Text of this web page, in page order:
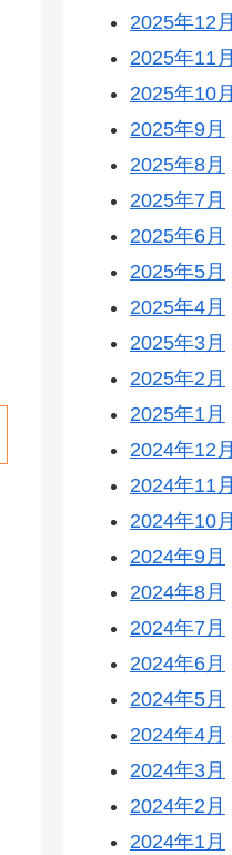
2025年12月
2025年11月
2025年10月
2025年9月
2025年8月
2025年7月
2025年6月
2025年5月
2025年4月
2025年3月
2025年2月
2025年1月
2024年12月
2024年11月
2024年10月
2024年9月
2024年8月
2024年7月
2024年6月
2024年5月
2024年4月
2024年3月
2024年2月
2024年1月